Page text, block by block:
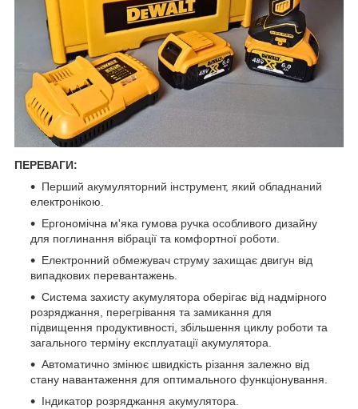
ПЕРЕВАГИ:
Перший акумуляторний інструмент, який обладнаний
електронікою.
Ергономічна м'яка гумова ручка особливого дизайну
для поглинання вібрації та комфортної роботи.
Електронний обмежувач струму захищає двигун від
випадкових перевантажень.
Система захисту акумулятора оберігає від надмірного
розряджання, перегрівання та замикання для
підвищення продуктивності, збільшення циклу роботи та
загального терміну експлуатації акумулятора.
Автоматично змінює швидкість різання залежно від
стану навантаження для оптимального функціонування.
Індикатор розряджання акумулятора.